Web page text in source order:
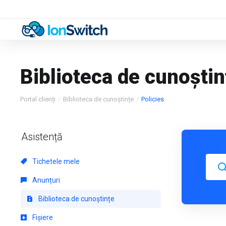
Biblioteca de
Portal clienți Biblioteca de cunoștințe Policies
Asistență
Tichetele mele
Anunțuri
Biblioteca de cunoștințe
Fișiere